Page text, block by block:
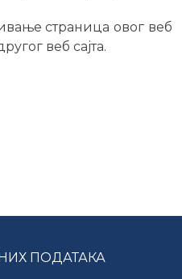
страница овог веб
веб сајта.
ПОДАТАКА